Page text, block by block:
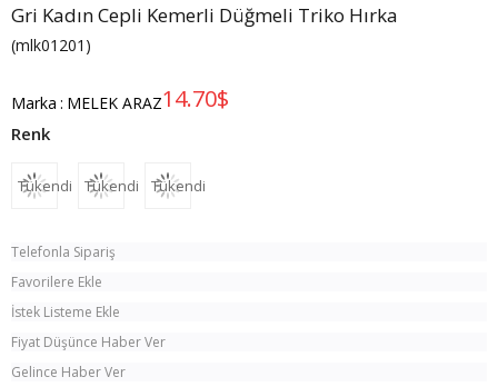
Gri Kadın Cepli Kemerli Düğmeli Triko Hırka
(mlk01201)
Marka : MELEK ARAZ14.70$
Tükendi Tükendi Tükendi
Telefonla Sipariş
Favorilere Ekle
İstek Listeme Ekle
Fiyat Düşünce Haber Ver
Gelince Haber Ver